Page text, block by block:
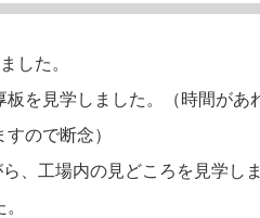
した。
を見学しました。（時間があ
ので断念）
、工場内の見どころを見学しま